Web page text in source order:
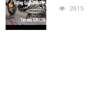
2615